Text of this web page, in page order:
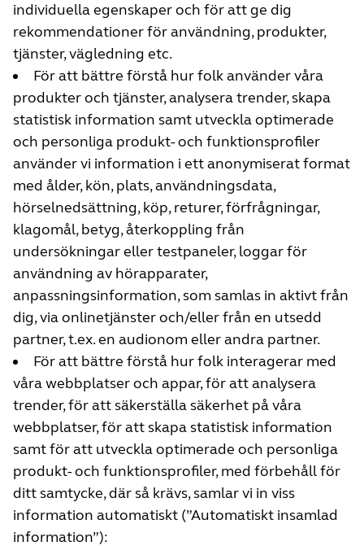
individuella egenskaper och för att ge dig
rekommendationer för användning, produkter,
tjänster, vägledning etc.
För att bättre förstå hur folk använder våra
produkter och tjänster, analysera trender, skapa
statistisk information samt utveckla optimerade
och personliga produkt- och funktionsprofiler
använder vi information i ett anonymiserat format
med ålder, kön, plats, användningsdata,
hörselnedsättning, köp, returer, förfrågningar,
klagomål, betyg, återkoppling från
undersökningar eller testpaneler, loggar för
användning av hörapparater,
anpassningsinformation, som samlas in aktivt från
dig, via onlinetjänster och/eller från en utsedd
partner, t.ex. en audionom eller andra partner.
För att bättre förstå hur folk interagerar med
våra webbplatser och appar, för att analysera
trender, för att säkerställa säkerhet på våra
webbplatser, för att skapa statistisk information
samt för att utveckla optimerade och personliga
produkt- och funktionsprofiler, med förbehåll för
ditt samtycke, där så krävs, samlar vi in viss
information automatiskt (”Automatiskt insamlad
information”):